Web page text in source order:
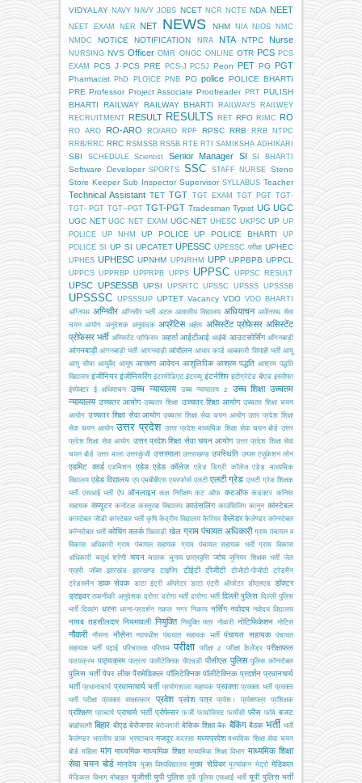
VIDYALAY NAVY NAVY JOBS NCET NCR NCTE NDA NEET
NEET EXAM NER NET NEWS NHM NIA NIOS
NMC
NMDC
NOTICE NOTIFICATION NRA NTA NTPC Nurse
NURSING NVS Officer OMR ONGC ONLINE OTR PCS PCS
EXAM
PCS J PCS PRE PCS-J PCSJ Peon PET PG PGT
Pharmacist PhD PLOICE PNB PO police POLICE BHARTI
PRE Professor Project Associate Proofreader PRT PULISH
BHARTI
RAILWAY RAILWAY BHARTI RAILWAYS
RAILWEY
RECRUITMENT RESULT RESULTS RET RFO RIMC RO
RO ARO RO-ARO RO/ARO RPF RPSC RRB
RRB NTPC
RRB/RRC RRC RSMSSB RSSB RTE RTI SAMIKSHA ADHIKARI
SBI SCHEDULE Scientist Senior Manager SI SI BHARTI
Software Developer SPORTS SSC STAFF NURSE
Steno
Store Keeper Sub Inspector Supervisor SYLLABUS Teacher
Technical Assistant TET TGT TGT EXAM TGT PGT TGT-
TGT- PGT TGT--PGT TGT-PGT Tradesman Typist UG UGC
UGC NET UGC NET EXAM UGC-NET UHESC UKPSC UP UP
POLICE
UP NHM UP POLICE UP POLICE BHARTI
UP
POLICE SI
UP SI UPCATET UPESSC UPESSC परीक्षा UPHEC
UPHES UPHESC UPNHM UPNRHM UPP UPPBPB UPPCL
UPPCS UPPRBP UPPRPB UPPS UPPSC UPPSC RESULT
UPSC UPSESSB UPSI UPSRTC UPSSC UPSSS UPSSSB
UPSSSC UPSSSUP UPTET Vacancy VDO VDO BHARTI
अग्निपथ अग्निवीर अग्निवीर भर्ती अटल आवासीय विद्यालय अधियाचन अधीनस्थ सेवा
चयन आयोग अनुदेशक अनुवादक अप्रेंटिस अर्हता असिस्टेंट प्रोफेसर असिस्टेंट
प्रोफेसर भर्ती अस्सिटेंट प्रोफेसर अहर्ता आईटीआई आईबी आउटसोर्सिंग आँगनबाड़ी
आंगनबाड़ी आंगनबाड़ी भर्ती आंगनवाड़ी आंदोलन आधार कार्ड आबकारी सिपाही भर्ती आयु
आयु सीमा आयुर्वेद आयुष आरक्षण आवेदन आशुलिपिक आश्रम पद्धति आश्रम पद्धति
विद्यालय इंजीनियर इंजीनियरिंग इंटरमीडिएट इंटरव्यू इंटर्नशिप इंटीग्रेटेड बीएड इस्तीफा
इंस्पेक्टर ई अधियाचन उच्च न्यायालय उच्च न्यायालय z उच्च शिक्षा उच्चतम
न्यायालय उच्चतर आयोग उच्चतर शिक्षा उच्चतर शिक्षा आयोग उच्चतर शिक्षा चयन
आयोग उच्चतर शिक्षा सेवा आयोग उच्चतर शिक्षा सेवा चयन आयोग उतर प्रदेश शिक्षा
सेवा चयन आयोग उत्तर प्रदेश उत्तर प्रदेश माध्यमिक शिक्षा सेवा चयन बोर्ड उत्तर
प्रदेश शिक्षा सेवा आयोग उत्तर प्रदेश शिक्षा सेवा चयन आयोग उत्तर प्रदेश शिक्षा सेवा
चयन बोर्ड उत्तर माला उत्तरकुंजी उत्तरमाला उत्तराखण्ड उपस्थिति उप्पस एजूकेशन लोन
एडमिट कार्ड एडमिशन एडेड एडेड कॉलेज एडेड डिग्री कॉलेज एडेड माध्यमिक
विद्यालय एडेड विद्यालय एप एमबीबीएस एयरफोर्स एलटी एलटी ग्रेड एलटी ग्रेड शिक्षक
भर्ती एसआई भर्ती ऐप ऑनलाइन कक्ष निरीक्षण कट ऑफ कटऑफ कंडक्टर कनिष्ठ
सहायक कंप्यूटर कर्नाटक कस्तूरबा विद्यालय काउंसलिंग काउंसिलिंग कानून कांस्टेबल
कांस्टेबल जीडी कांस्टेबल भर्ती कृषि केंद्रीय विद्यालय कैरियर कैलेंडर कैलेण्डर कॉन्स्टेबल
कॉन्स्टेबल भर्ती कोचिंग क्लर्क खिलाड़ी खेल ग्राम पंचायत अधिकारी ग्राम पंचायत व
विकास अधिकारी ग्राम पंचायत सहायक ग्राम पंचायत सहायक भर्ती ग्राम विकास
अधिकारी चतुर्थ श्रेणी चयन चालक चुनाव छात्रवृत्ति जांच जूनियर शिक्षक भर्ती जेल
प्रहरी
जॉब्स झारखंड झारखण्ड टाइपिंग टीईटी टीजीटी टीजीटी-पीजीटी
ट्रेडमैन
ट्रेडसमैन डाक सेवक डाटा इंट्री ऑपरेटर डाटा एंट्री ऑपरेटर डीएलएड डॉक्टर
ड्राइवर तकनीकी अनुदेशक दरोगा दरोगा भर्ती दारोगा भर्ती दिल्ली पुलिस दिल्ली पुलिस
भर्ती दिव्यांग धरना धरना-प्रदर्शन नकल नगर निकाय नर्सिंग नवोदय नवोदय विद्यालय
नायब तहसीलदार नियमावली नियुक्ति नियुक्ति पत्र नोकरी नोटिफिकेशन नोटिस
नौकरी नौसना नौसेना न्यायधीश पंचयात सहायक भर्ती पंचायत सहायक पंचायत
सहायक भर्ती पढ़ाई परिचालक परिणाम परीक्षा परीक्षा z परीक्षा कैलेंडर परीक्षाफल
पाठयक्रम पाठ्यक्रम पात्रता पालीटेक्निक पीएचडी पीसीएस पुलिस पुलिस कॉन्स्टेबल
पुलिस भर्ती पेपर लीक पैरामेडिकल पॉलिटेक्निक पॉलीटेक्निक प्रदर्शन प्रधानचार्य
भर्ती प्रधानाचार्य प्रधानाचार्य भर्ती प्रयोगशाला सहायक प्रवक्ता प्रवक्ता भर्ती प्रवक्ता
भर्ती परीक्षा
प्रवक्ता साक्षात्कार प्रवेश प्रवेश पत्र प्रवेश। प्रवेशपत्र प्रशिक्षक
प्रशिक्षण प्राचार्य प्राचार्य भर्ती प्रोफेसर फर्जी फार्मासिस्ट फार्मेसी फीस फॉर्म बजट
बर्खास्तगी बिहार बीएड बेरोजगार बेरोजगारी बेसिक शिक्षा बैंक बैंकिंग बैठक भर्ती भर्ती
कैलेण्डर भारतीय डाक भ्रष्टाचार मजदूर मदरसा मध्यप्रदेश मध्यमिक शिक्षा सेवा चयन
बोर्ड महिला मांग माध्यमिक माध्यमिक शिक्षा माध्यमिक शिक्षा विभाग माध्यमिक शिक्षा
सेवा चयन बोर्ड मानदेय मुक्त विश्वविद्यालय मुख्य सेविका मूल्यांकन मेट्रो मेडिकल
मेडिकल विभाग मोबाइल यूजीसी यूपी पुलिस यूपी पुलिस एसआई भर्ती यूपी पुलिस भर्ती